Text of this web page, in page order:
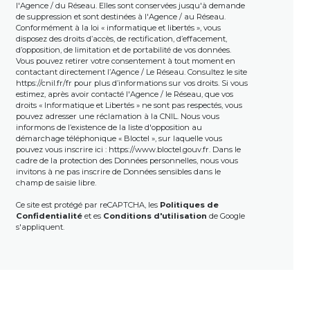
l'Agence / du Réseau. Elles sont conservées jusqu'à demande
de suppression et sont destinées à l'Agence / au Réseau.
Conformément à la loi « informatique et libertés », vous
disposez des droits d’accès, de rectification, d’effacement,
d’opposition, de limitation et de portabilité de vos données.
Vous pouvez retirer votre consentement à tout moment en
contactant directement l’Agence / Le Réseau. Consultez le site
https://cnil.fr/fr pour plus d’informations sur vos droits. Si vous
estimez, après avoir contacté l'Agence / le Réseau, que vos
droits « Informatique et Libertés » ne sont pas respectés, vous
pouvez adresser une réclamation à la CNIL. Nous vous
informons de l’existence de la liste d'opposition au
démarchage téléphonique « Bloctel », sur laquelle vous
pouvez vous inscrire ici : https://www.bloctel.gouv.fr. Dans le
cadre de la protection des Données personnelles, nous vous
invitons à ne pas inscrire de Données sensibles dans le
champ de saisie libre.
Ce site est protégé par reCAPTCHA, les Politiques de
Confidentialitéet es Conditions d'utilisation de Google
s'appliquent.